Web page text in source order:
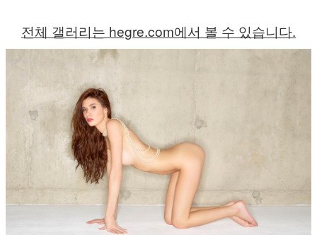
전체 갤러리는 hegre.com에서 볼 수 있습니다.